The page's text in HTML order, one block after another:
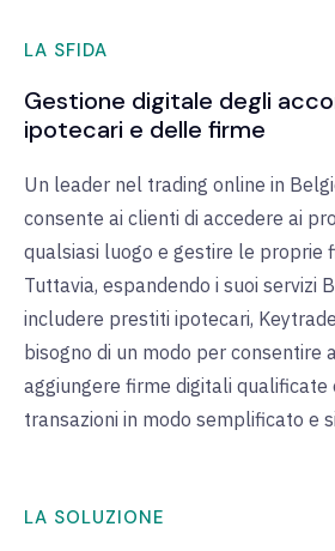
LA SFIDA
Gestione digitale degli
ipotecari e delle firme
Un leader nel trading online in
consente ai clienti di accedere ai
qualsiasi luogo e gestire le proprie
Tuttavia, espandendo i suoi servizi
includere prestiti ipotecari,
bisogno di un modo per consentire
aggiungere firme digitali
transazioni in modo semplificato e
LA SOLUZIONE